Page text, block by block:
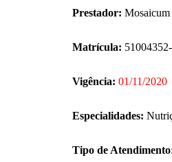
Prestador:
Matrícula:
Vigência: 01/11/2020
Especialidades:
Tipo de